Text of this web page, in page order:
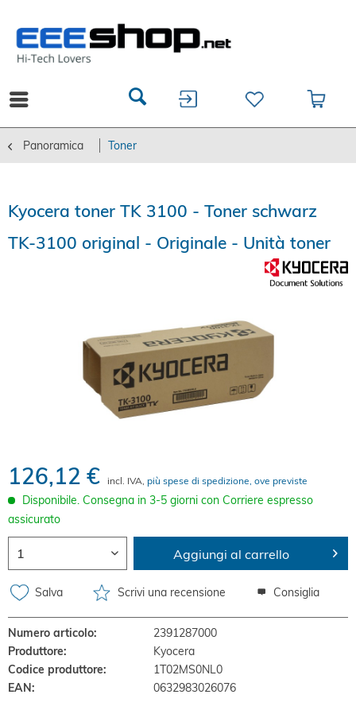
Panoramica Toner
Kyocera toner TK 3100 - Toner schwarz
TK-3100 original - Originale - Unità toner
126,12 € incl. IVA, più spese di spedizione, ove previste
Disponibile. Consegna in 3-5 giorni con Corriere espresso
assicurato
Aggiungi al carrello
Salva Scrivi una recensione Consiglia
Numero articolo:
2391287000
Produttore:
Kyocera
Codice produttore:
1T02MS0NL0
EAN:
0632983026076